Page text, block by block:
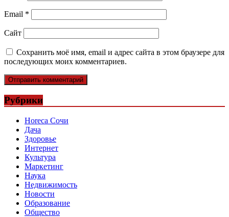
Email *
Сайт
Сохранить моё имя, email и адрес сайта в этом браузере для
последующих моих комментариев.
Рубрики
Horeca Сочи
Дача
Здоровье
Интернет
Культура
Маркетинг
Наука
Недвижимость
Новости
Образование
Общество